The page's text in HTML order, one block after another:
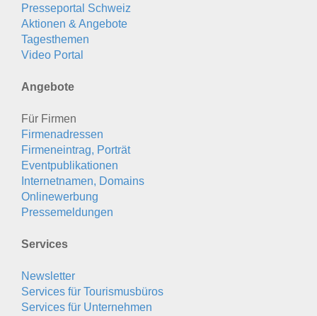
Presseportal Schweiz
Aktionen & Angebote
Tagesthemen
Video Portal
Angebote
Für Firmen
Firmenadressen
Firmeneintrag, Porträt
Eventpublikationen
Internetnamen, Domains
Onlinewerbung
Pressemeldungen
Services
Newsletter
Services für Tourismusbüros
Services für Unternehmen